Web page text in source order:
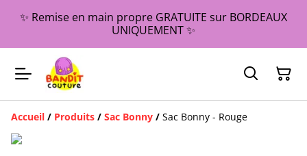
✨ Remise en main propre GRATUITE sur BORDEAUX
UNIQUEMENT ✨
Accueil / Produits / Sac Bonny / Sac Bonny - Rouge